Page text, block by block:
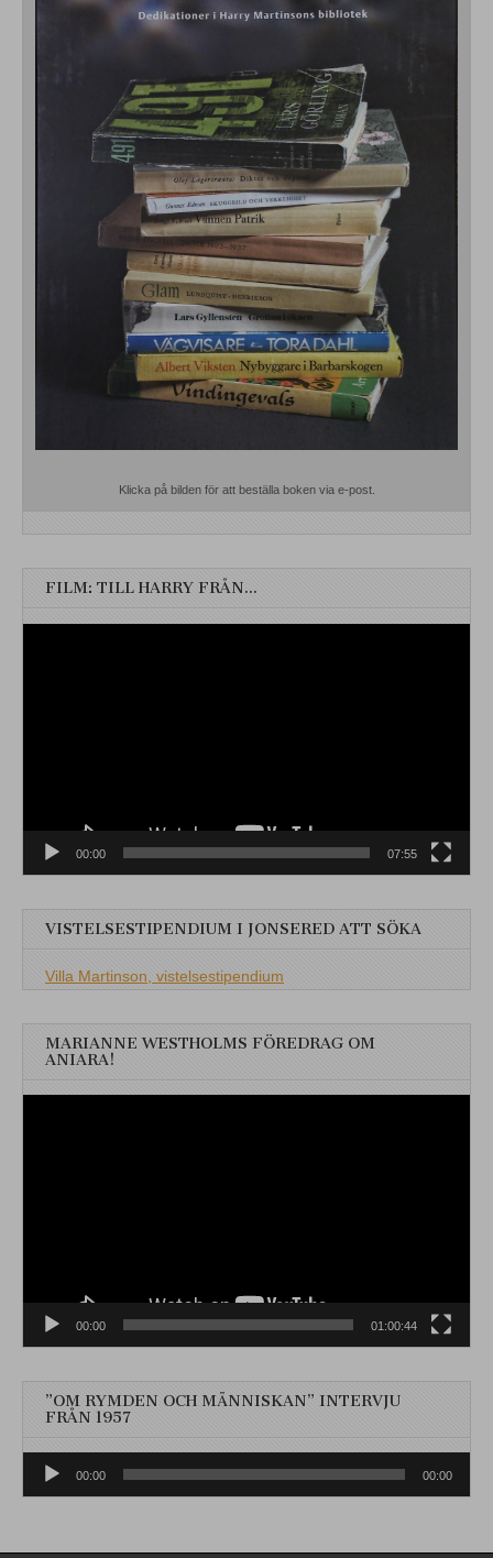
Klicka på bilden för att beställa boken via e-post.
FILM: TILL HARRY FRÅN…
00:00 07:55
VISTELSESTIPENDIUM I JONSERED ATT SÖKA
Villa Martinson, vistelsestipendium
MARIANNE WESTHOLMS FÖREDRAG OM
ANIARA!
00:00 01:00:44
”OM RYMDEN OCH MÄNNISKAN” INTERVJU
FRÅN 1957
Ljudspelare
00:00 00:00